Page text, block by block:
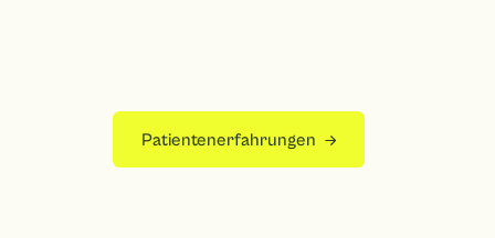
Patientenerfahrungen